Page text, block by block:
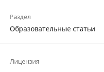
Раздел
Образовательные статьи
Лицензия